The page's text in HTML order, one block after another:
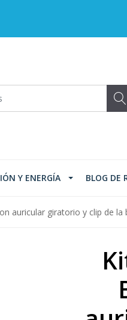
Y ENERGÍA BLOG DE
auricular giratorio y clip de la